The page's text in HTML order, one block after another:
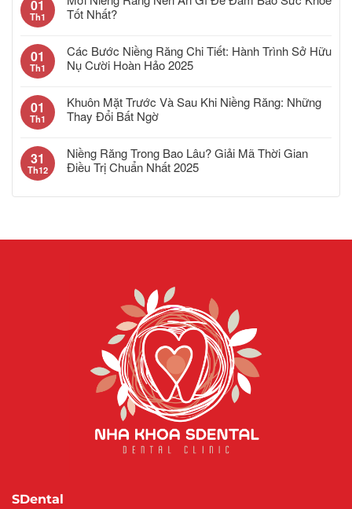
01
Th1
Tốt Nhất?
01
Th1
Các Bước Niềng Răng Chi Tiết: Hành Trình Sở Hữu
Nụ Cười Hoàn Hảo 2025
01
Th1
Khuôn Mặt Trước Và Sau Khi Niềng Răng: Những
Thay Đổi Bất Ngờ
31
Th12
Niềng Răng Trong Bao Lâu? Giải Mã Thời Gian
Điều Trị Chuẩn Nhất 2025
SDental